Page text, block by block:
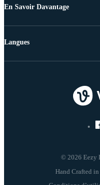
En Savoir Davantage
© 2026 Eezy
Langues